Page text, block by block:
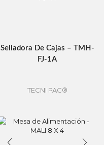
Selladora De Cajas – TMH-
FJ-1A
TECNI PAC®